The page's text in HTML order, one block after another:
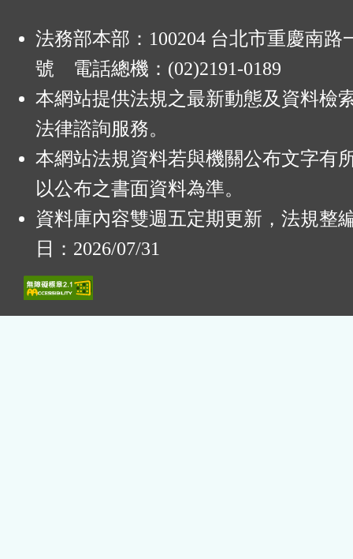
法務部本部：100204 台北市重慶南路
號 電話總機：(02)2191-0189
本網站提供法規之最新動態及資料檢
法律諮詢服務。
本網站法規資料若與機關公布文字有
以公布之書面資料為準。
資料庫內容雙週五定期更新，法規整
日：2026/07/31